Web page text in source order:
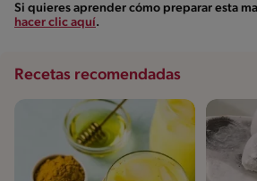
Si quieres aprender cómo preparar esta
hacer clic aquí.
Recetas recomendadas